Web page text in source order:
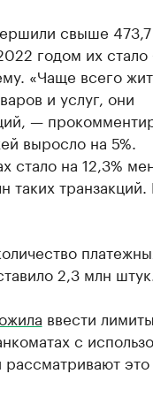
свыше
годом их стало
«Чаще всего
и услуг, они
—
выросло на 5%.
стало на 12,3%
таких транзакций.
2,3 млн штук.
ввести
с
это